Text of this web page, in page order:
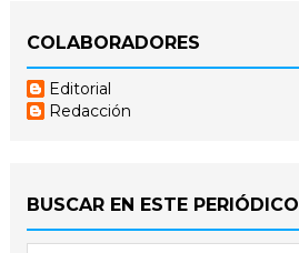
COLABORADORES
Editorial
Redacción
BUSCAR EN ESTE PERIÓDICO